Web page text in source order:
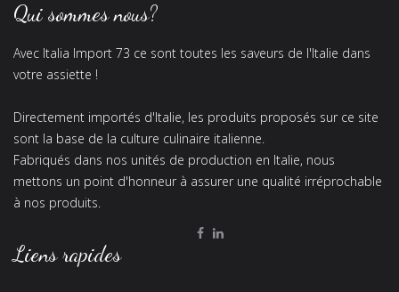
Qui sommes nous?
Avec Italia Import 73 ce sont toutes les saveurs de l'Italie dans
votre assiette !
Directement importés d'Italie, les produits proposés sur ce site
sont la base de la culture culinaire italienne.
Fabriqués dans nos unités de production en Italie, nous
mettons un point d'honneur à assurer une qualité irréprochable
à nos produits.
Liens rapides